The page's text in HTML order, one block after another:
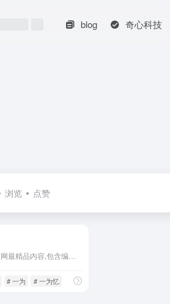
blog 奇心科技
浏览 点赞
# 一为 # 一为忆